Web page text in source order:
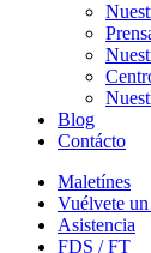
Blog
Contácto
Maletínes
Vuélvete
Asistencia
FDS / FT